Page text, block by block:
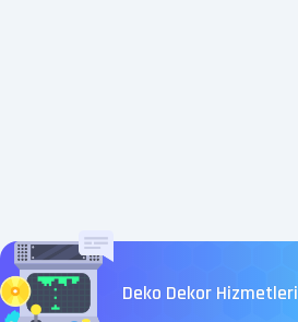
Deko Dekor Hizmetleri